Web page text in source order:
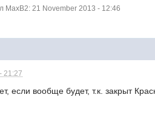
MaxB2: 21 November 2013 - 12:46
21:27
если вообще будет, т.к. закрыт